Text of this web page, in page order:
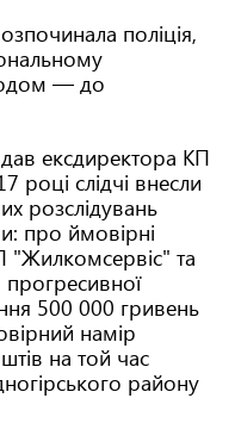
поліція,
— до
ексдиректора КП
році слідчі внесли
розслідувань
про ймовірні
"Жилкомсервіс" та
500 000 гривень
намір
на той час
району